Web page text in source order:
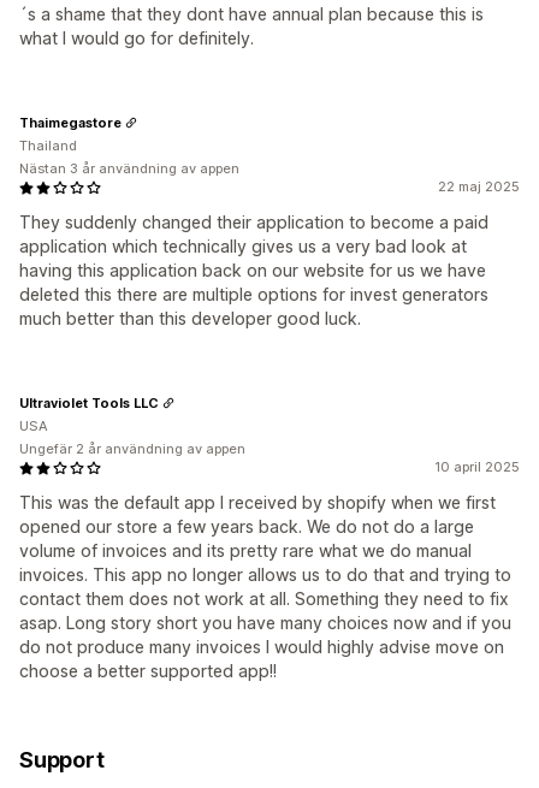
´s a shame that they dont have annual plan because this is
what I would go for definitely.
22 maj 2025
They suddenly changed their application to become a paid
application which technically gives us a very bad look at
having this application back on our website for us we have
deleted this there are multiple options for invest generators
much better than this developer good luck.
Thaimegastore
Thailand
Nästan 3 år användning av appen
10 april 2025
This was the default app I received by shopify when we first
opened our store a few years back. We do not do a large
volume of invoices and its pretty rare what we do manual
invoices. This app no longer allows us to do that and trying to
contact them does not work at all. Something they need to fix
asap. Long story short you have many choices now and if you
do not produce many invoices I would highly advise move on
choose a better supported app!!
Ultraviolet Tools LLC
USA
Ungefär 2 år användning av appen
Support